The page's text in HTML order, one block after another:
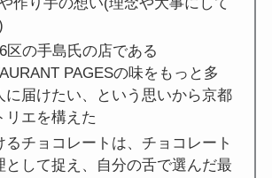
区の手島氏の店である
PAGESの味をもっと多
に届けたい、という思いから京都
リエを構えた
るチョコレートは、チョコレート
として捉え、自分の舌で選んだ最